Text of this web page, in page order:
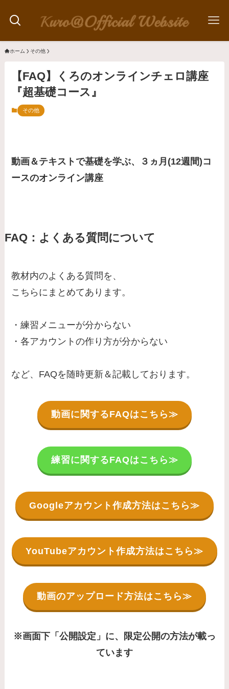
ホーム その他
【FAQ】くろのオンラインチェロ講座
『超基礎コース』
その他
​動画＆テキストで基礎を学ぶ、３ヵ月(12週間)コ
ースのオンライン講座
FAQ： よくある質問について
教材内のよくある質問を、
こちらにまとめてあります。
・練習メニューが分からない
​・各アカウントの作り方が分からない
など、FAQを随時更新＆記載しております。
動画に関するFAQはこちら≫
練習に関するFAQはこちら≫
Googleアカウント作成方法はこちら≫
YouTubeアカウント作成方法はこちら≫
動画のアップロード方法はこちら≫
※画面下「公開設定」に、限定公開の方法が載っ
ています